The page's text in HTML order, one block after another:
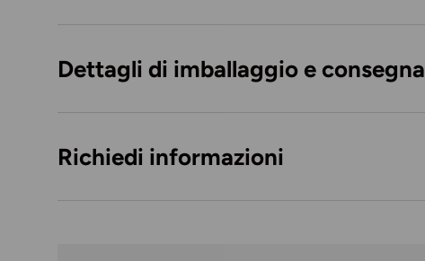
Dettagli di imballaggio e consegna
Richiedi informazioni